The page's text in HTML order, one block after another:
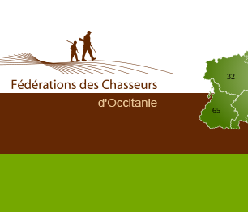
32
65